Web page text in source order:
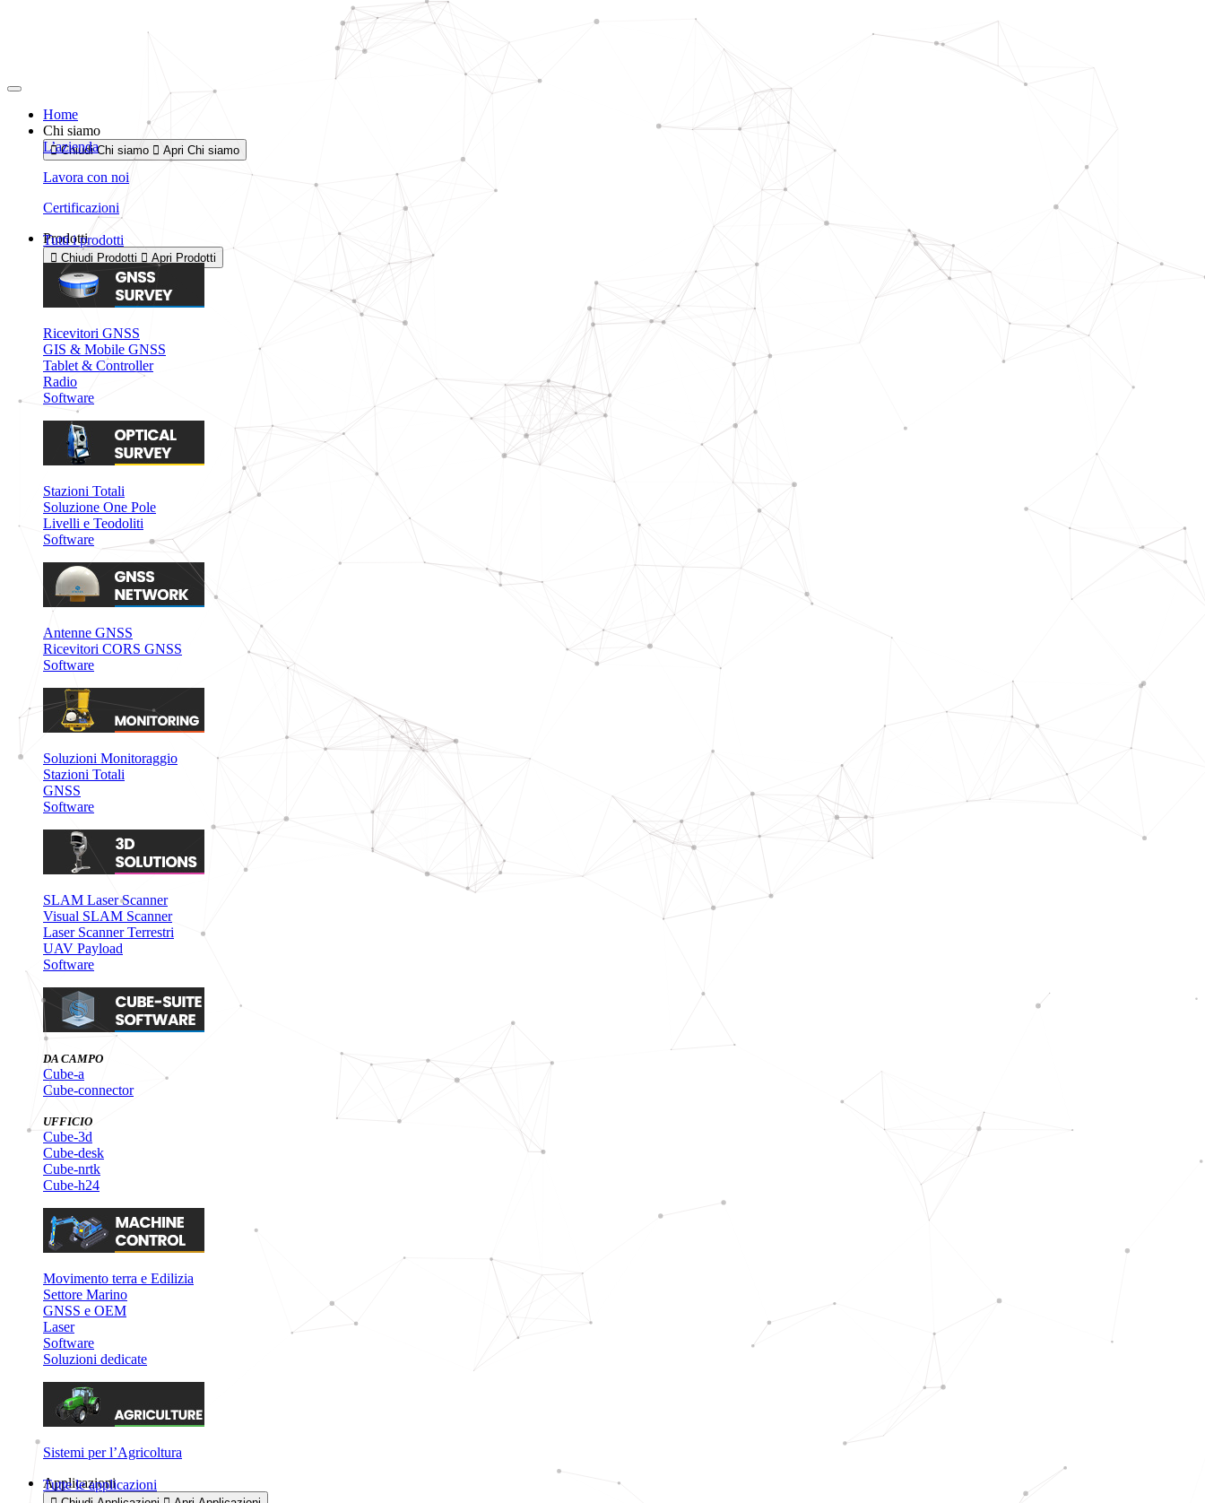
Home
Chi siamo
Chiudi Chi siamo Apri Chi siamo
L’azienda
Lavora con noi
Certificazioni
Prodotti
Chiudi Prodotti Apri Prodotti
Tutti i prodotti
Ricevitori GNSS
GIS & Mobile GNSS
Tablet & Controller
Radio
Software
Stazioni Totali
Soluzione One Pole
Livelli e Teodoliti
Software
Antenne GNSS
Ricevitori CORS GNSS
Software
Soluzioni Monitoraggio
Stazioni Totali
GNSS
Software
SLAM Laser Scanner
Visual SLAM Scanner
Laser Scanner Terrestri
UAV Payload
Software
DA CAMPO
Cube-a
Cube-connector
UFFICIO
Cube-3d
Cube-desk
Cube-nrtk
Cube-h24
Movimento terra e Edilizia
Settore Marino
GNSS e OEM
Laser
Software
Soluzioni dedicate
Sistemi per l’Agricoltura
Applicazioni
Tutte le applicazioni